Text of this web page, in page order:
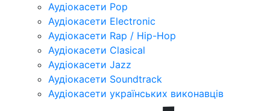
Аудіокасети Pop
Аудіокасети Electronic
Аудіокасети Rap / Hip-Hop
Аудіокасети Clasical
Аудіокасети Jazz
Аудіокасети Soundtrack
Аудіокасети українських виконавців